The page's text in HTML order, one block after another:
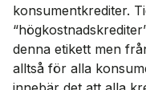
konsumentkrediter.
denna etikett men
alltså för alla